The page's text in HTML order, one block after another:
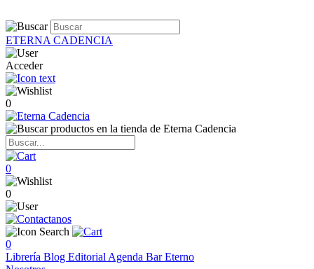
ETERNA CADENCIA
Acceder
0
0
0
0
Librería Blog Editorial Agenda Bar Eterno